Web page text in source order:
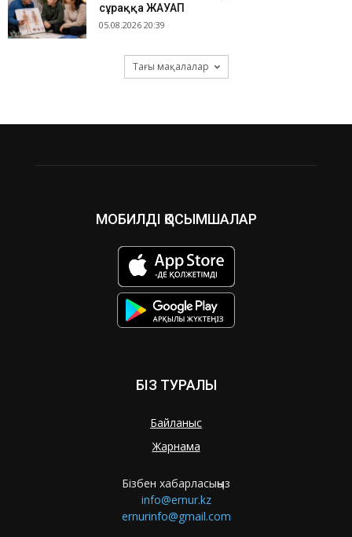
сұраққа ЖАУАП
05.08.2026 20:39
Тағы мақалалар
МОБИЛДІ ҚОСЫМШАЛАР
БІЗ ТУРАЛЫ
Байланыс
Жарнама
Бізбен хабарласыңыз
info@ernur.kz
ernurinfo@gmail.com